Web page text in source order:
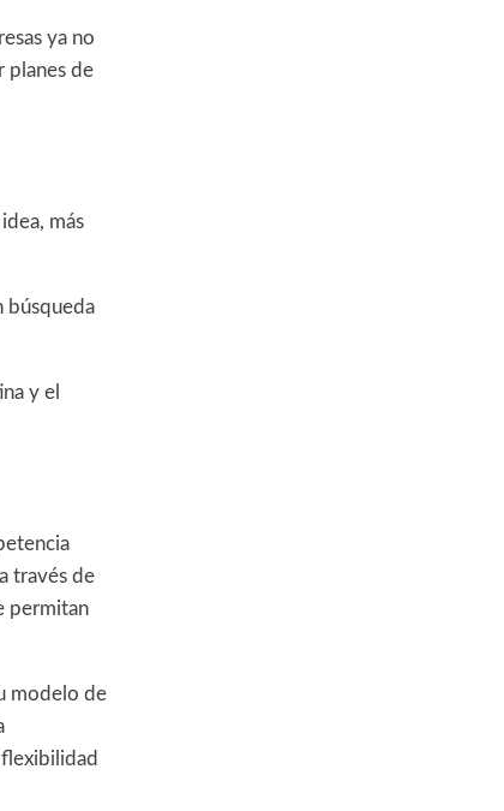
ya no
planes de
más
búsqueda
y el
través de
permitan
modelo de